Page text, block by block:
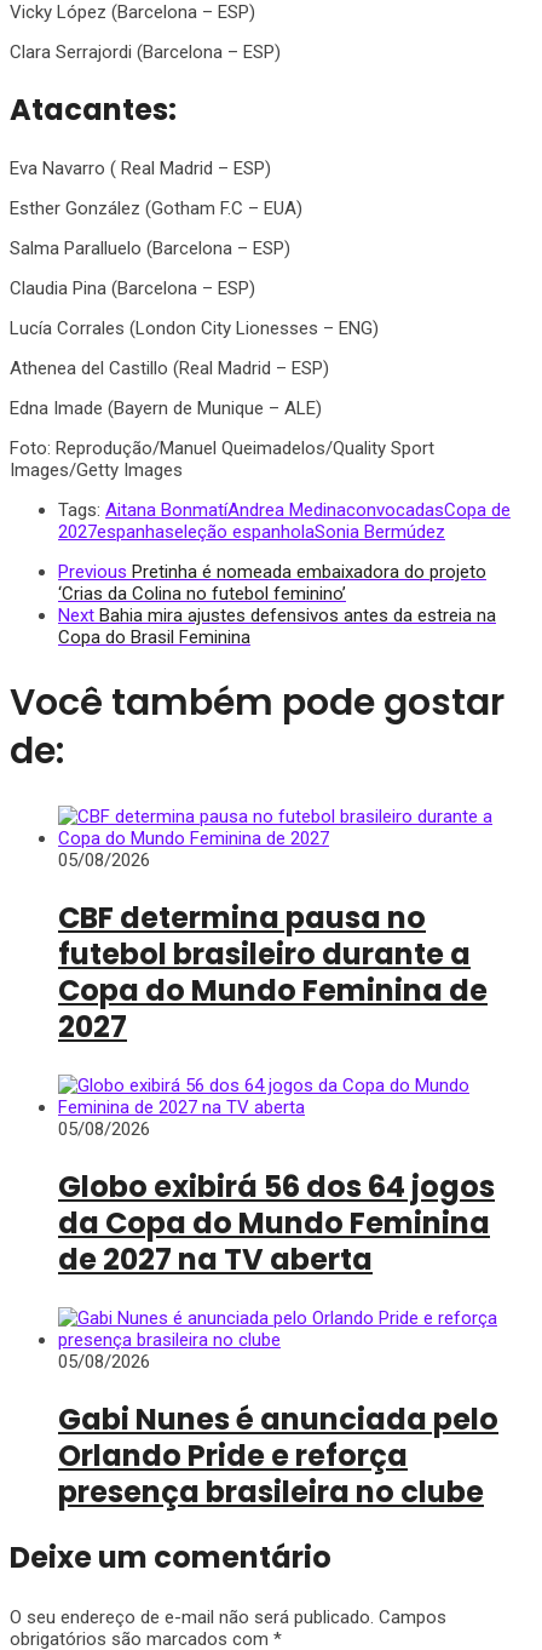
Vicky López (Barcelona – ESP)
Clara Serrajordi (Barcelona – ESP)
Atacantes:
Eva Navarro ( Real Madrid – ESP)
Esther González (Gotham F.C – EUA)
Salma Paralluelo (Barcelona – ESP)
Claudia Pina (Barcelona – ESP)
Lucía Corrales (London City Lionesses – ENG)
Athenea del Castillo (Real Madrid – ESP)
Edna Imade (Bayern de Munique – ALE)
Foto: Reprodução/Manuel Queimadelos/Quality Sport
Images/Getty Images
Tags: Aitana BonmatíAndrea MedinaconvocadasCopa de
2027espanhaseleção espanholaSonia Bermúdez
Previous Pretinha é nomeada embaixadora do projeto
‘Crias da Colina no futebol feminino’
Next Bahia mira ajustes defensivos antes da estreia na
Copa do Brasil Feminina
Você também pode gostar
de:
05/08/2026
CBF determina pausa no
futebol brasileiro durante a
Copa do Mundo Feminina de
2027
05/08/2026
Globo exibirá 56 dos 64 jogos
da Copa do Mundo Feminina
de 2027 na TV aberta
05/08/2026
Gabi Nunes é anunciada pelo
Orlando Pride e reforça
presença brasileira no clube
Deixe um comentário
O seu endereço de e-mail não será publicado. Campos
obrigatórios são marcados com *